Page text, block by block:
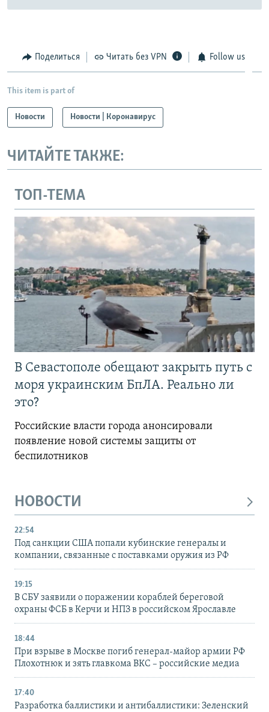
Поделиться Читать без VPN Follow us
This item is part of
Новости Новости | Коронавирус
ЧИТАЙТЕ ТАКЖЕ:
ТОП-ТЕМА
В Севастополе обещают закрыть путь с
моря украинским БпЛА. Реально ли
это?
Российские власти города анонсировали
появление новой системы защиты от
беспилотников
НОВОСТИ
22:54
Под санкции США попали кубинские генералы и
компании, связанные с поставками оружия из РФ
19:15
В СБУ заявили о поражении кораблей береговой
охраны ФСБ в Керчи и НПЗ в российском Ярославле
18:44
При взрыве в Москве погиб генерал-майор армии РФ
Плохотнюк и зять главкома ВКС – российские медиа
17:40
Разработка баллистики и антибаллистики: Зеленский